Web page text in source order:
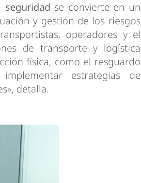
seguridad se convierte en un
y gestión de los riesgos
operadores y el
de transporte y logística
física, como el resguardo
estrategias de
detalla.